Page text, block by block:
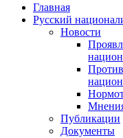
Главная
Русский
Новости
Публикации
Документы